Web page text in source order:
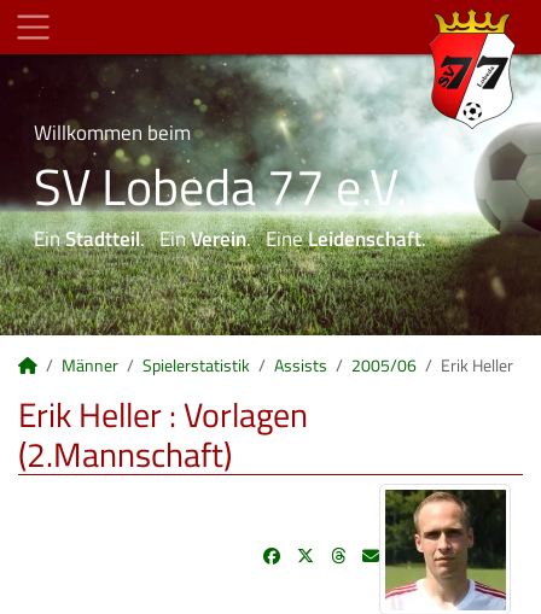
Willkommen beim
SV Lobeda 77 e.V.
EinStadtteil. EinVerein. EineLeidenschaft.
Männer Spielerstatistik Assists 2005/06 Erik Heller
Erik Heller : Vorlagen
(2.Mannschaft)